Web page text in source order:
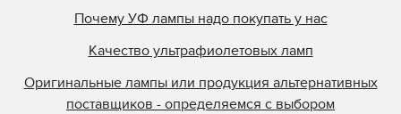
Почему УФ лампы надо покупать у нас
Качество ультрафиолетовых ламп
Оригинальные лампы или продукция альтернативных
поставщиков - определяемся с выбором